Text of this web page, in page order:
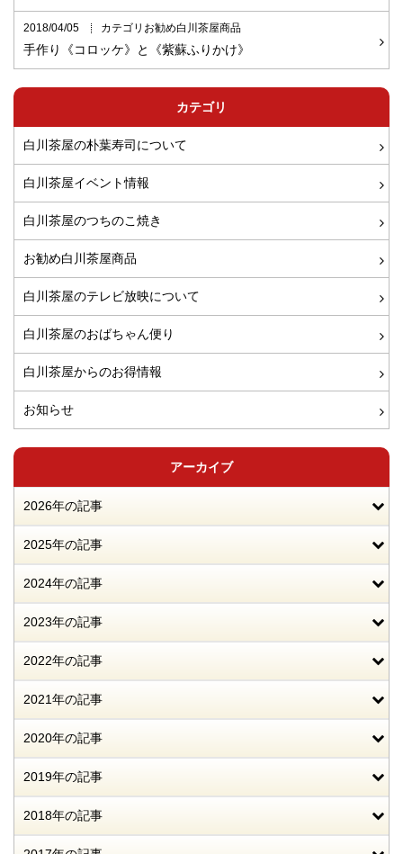
2018/04/05 カテゴリお勧め白川茶屋商品
手作り《コロッケ》と《紫蘇ふりかけ》
カテゴリ
白川茶屋の朴葉寿司について
白川茶屋イベント情報
白川茶屋のつちのこ焼き
お勧め白川茶屋商品
白川茶屋のテレビ放映について
白川茶屋のおばちゃん便り
白川茶屋からのお得情報
お知らせ
アーカイブ
2026年の記事
2025年の記事
2024年の記事
2023年の記事
2022年の記事
2021年の記事
2020年の記事
2019年の記事
2018年の記事